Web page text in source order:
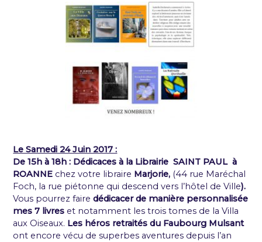
Le Samedi 24 Juin 2017 :
De 15h à 18h : Dédicaces à la Librairie SAINT PAUL à
ROANNE chez votre libraire Marjorie, (44 rue Maréchal
Foch, la rue piétonne qui descend vers l’hôtel de Ville).
Vous pourrez fairedédicacer de manière personnalisée
mes 7 livres et notamment les trois tomes de la Villa
aux Oiseaux. Les héros retraités du Faubourg Mulsant
ont encore vécu de superbes aventures depuis l’an